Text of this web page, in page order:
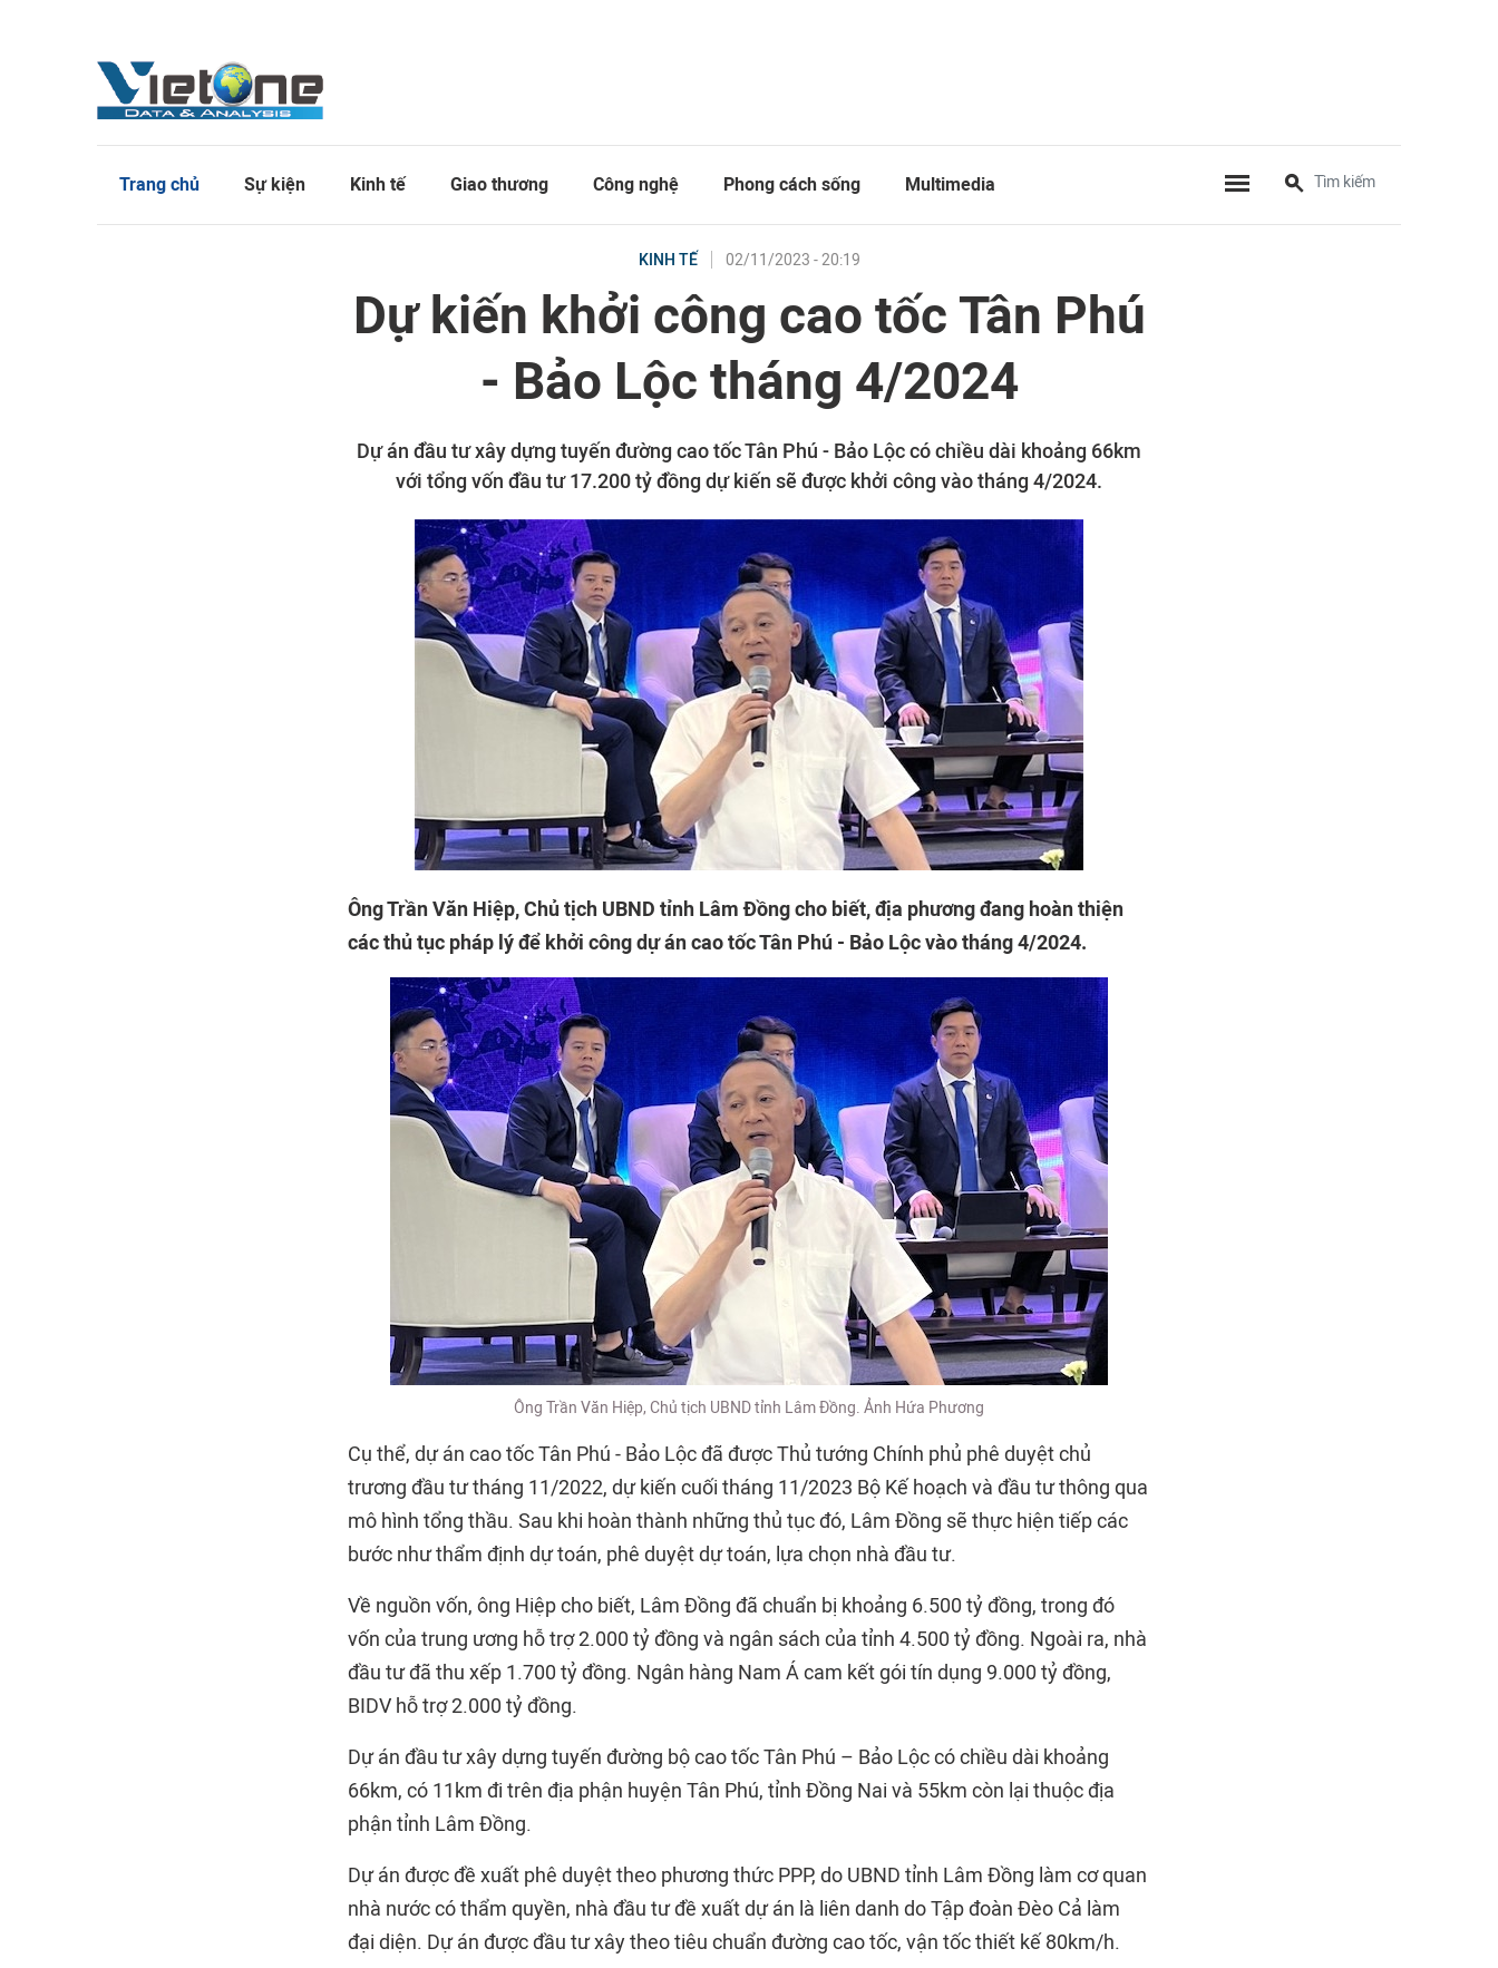
Trang chủ Sự kiện Kinh tế Giao thương Công nghệ Phong cách sống Multimedia
KINH TẾ 02/11/2023 - 20:19
Dự kiến khởi công cao tốc Tân Phú
- Bảo Lộc tháng 4/2024
Dự án đầu tư xây dựng tuyến đường cao tốc Tân Phú - Bảo Lộc có chiều dài khoảng 66km
với tổng vốn đầu tư 17.200 tỷ đồng dự kiến sẽ được khởi công vào tháng 4/2024.
Ông Trần Văn Hiệp, Chủ tịch UBND tỉnh Lâm Đồng cho biết, địa phương đang hoàn thiện
các thủ tục pháp lý để khởi công dự án cao tốc Tân Phú - Bảo Lộc vào tháng 4/2024.
Ông Trần Văn Hiệp, Chủ tịch UBND tỉnh Lâm Đồng. Ảnh Hứa Phương
Cụ thể, dự án cao tốc Tân Phú - Bảo Lộc đã được Thủ tướng Chính phủ phê duyệt chủ
trương đầu tư tháng 11/2022, dự kiến cuối tháng 11/2023 Bộ Kế hoạch và đầu tư thông qua
mô hình tổng thầu. Sau khi hoàn thành những thủ tục đó, Lâm Đồng sẽ thực hiện tiếp các
bước như thẩm định dự toán, phê duyệt dự toán, lựa chọn nhà đầu tư.
Về nguồn vốn, ông Hiệp cho biết, Lâm Đồng đã chuẩn bị khoảng 6.500 tỷ đồng, trong đó
vốn của trung ương hỗ trợ 2.000 tỷ đồng và ngân sách của tỉnh 4.500 tỷ đồng. Ngoài ra, nhà
đầu tư đã thu xếp 1.700 tỷ đồng. Ngân hàng Nam Á cam kết gói tín dụng 9.000 tỷ đồng,
BIDV hỗ trợ 2.000 tỷ đồng.
Dự án đầu tư xây dựng tuyến đường bộ cao tốc Tân Phú – Bảo Lộc có chiều dài khoảng
66km, có 11km đi trên địa phận huyện Tân Phú, tỉnh Đồng Nai và 55km còn lại thuộc địa
phận tỉnh Lâm Đồng.
Dự án được đề xuất phê duyệt theo phương thức PPP, do UBND tỉnh Lâm Đồng làm cơ quan
nhà nước có thẩm quyền, nhà đầu tư đề xuất dự án là liên danh do Tập đoàn Đèo Cả làm
đại diện. Dự án được đầu tư xây theo tiêu chuẩn đường cao tốc, vận tốc thiết kế 80km/h.